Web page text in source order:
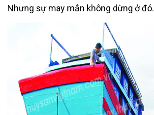
Nhưng sự may mắn không dừng ở đó.